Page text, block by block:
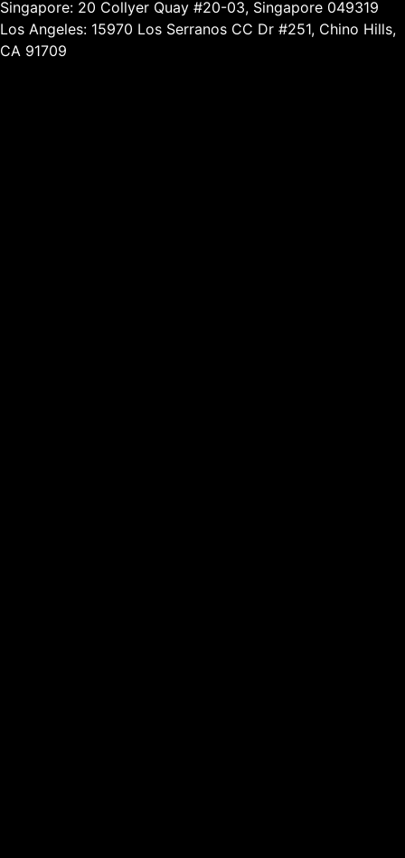
Singapore: 20 Collyer Quay #20-03, Singapore 049319
Los Angeles: 15970 Los Serranos CC Dr #251, Chino Hills,
CA 91709